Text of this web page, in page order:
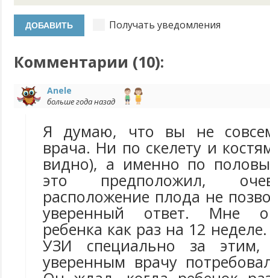
Получать уведомления
Комментарии (10):
Anele
больше года назад
Я думаю, что вы не
врача. Ни по скелету и
видно), а именно по
это предположил,
расположение плода не
уверенный ответ. Мне
ребенка как раз на 12
УЗИ специально за
уверенным врачу